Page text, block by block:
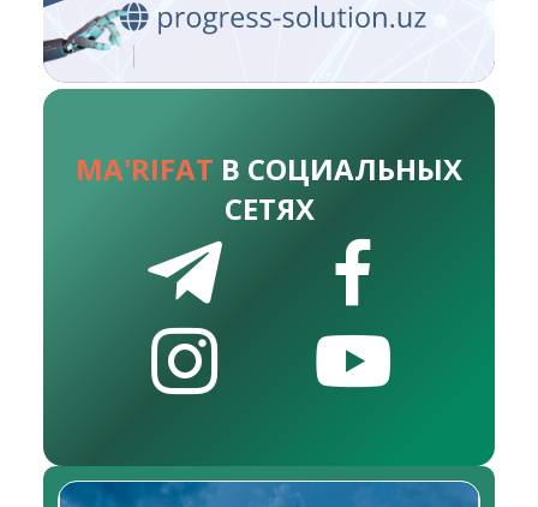
MA'RIFAT В СОЦИАЛЬНЫХ
СЕТЯХ